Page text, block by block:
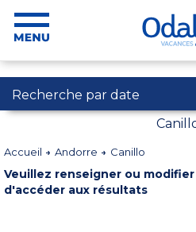
Recherche par date
Accueil Andorre Canillo
Veuillez renseigner ou
d'accéder aux résultats